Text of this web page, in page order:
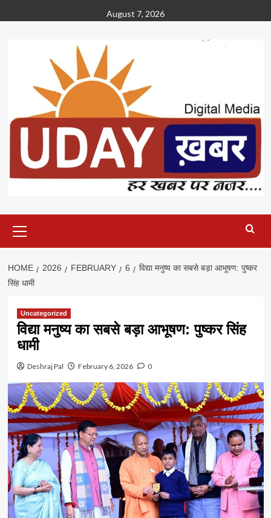
to
August 7, 2026
Menu
HOME 2026 FEBRUARY 6
विद्या मनुष्य का सबसे बड़ा आभूषण: पुष्कर
सिंह धामी
Uncategorized
विद्या मनुष्य का सबसे बड़ा आभूषण: पुष्कर सिंह
धामी
Deshraj Pal February 6, 2026 0